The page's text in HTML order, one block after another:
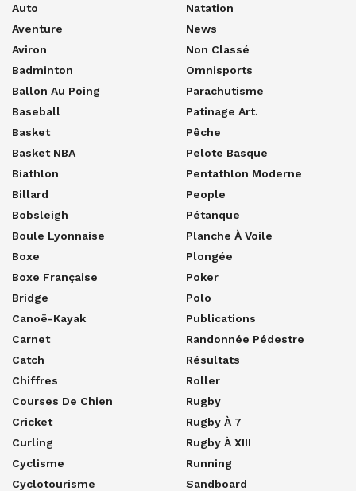
Auto
Aventure
Aviron
Badminton
Ballon Au Poing
Baseball
Basket
Basket NBA
Biathlon
Billard
Bobsleigh
Boule Lyonnaise
Boxe
Boxe Française
Bridge
Canoë-Kayak
Carnet
Catch
Chiffres
Courses De Chien
Cricket
Curling
Cyclisme
Cyclotourisme
Natation
News
Non Classé
Omnisports
Parachutisme
Patinage Art.
Pêche
Pelote Basque
Pentathlon Moderne
People
Pétanque
Planche À Voile
Plongée
Poker
Polo
Publications
Randonnée Pédestre
Résultats
Roller
Rugby
Rugby À 7
Rugby À XIII
Running
Sandboard